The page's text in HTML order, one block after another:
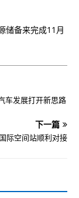
储备来完成11月
车发展打开新思路
下一篇
际空间站顺利对接